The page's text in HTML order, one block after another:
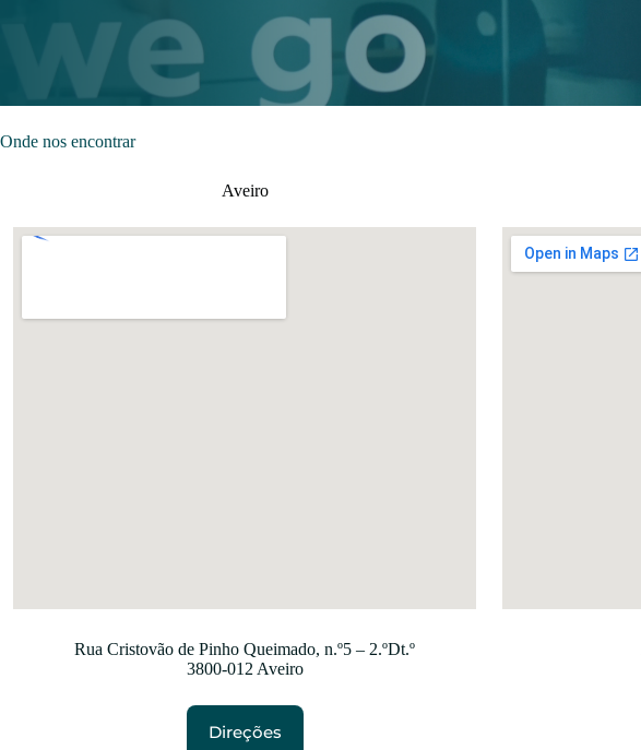
Onde nos encontrar
Aveiro
Rua Cristovão de Pinho Queimado, n.º5 – 2.ºDt.º
3800-012 Aveiro
Direções